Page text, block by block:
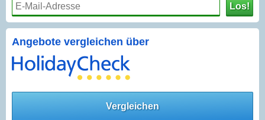
Los!
Angebote vergleichen über
Vergleichen